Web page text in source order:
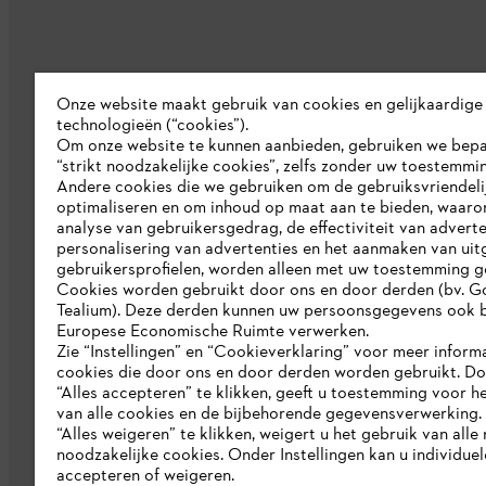
Bedrijf
Over ons
Pers
Werken bij STIHL
Duurzaamheid
STIHL rapportagesysteem
Catalogus
Onze website maakt gebruik van cookies en gelijkaardige
technologieën (“cookies”).
Om onze website te kunnen aanbieden, gebruiken we
“strikt noodzakelijke cookies”, zelfs zonder uw
Andere cookies die we gebruiken om de
optimaliseren en om inhoud op maat aan te bieden,
analyse van gebruikersgedrag, de effectiviteit van
personalisering van advertenties en het aanmaken van
gebruikersprofielen, worden alleen met uw toestemming
Cookies worden gebruikt door ons en door derden (bv.
Tealium). Deze derden kunnen uw persoonsgegevens ook
Europese Economische Ruimte verwerken.
Zie “Instellingen” en “Cookieverklaring” voor meer
cookies die door ons en door derden worden gebruikt.
“Alles accepteren” te klikken, geeft u toestemming voor
van alle cookies en de bijbehorende
“Alles weigeren” te klikken, weigert u het gebruik van
noodzakelijke cookies. Onder Instellingen kan u
accepteren of weigeren.